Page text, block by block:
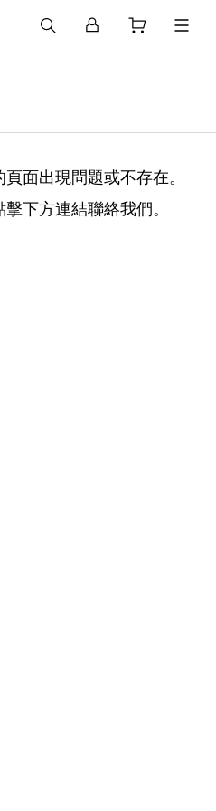
面出現問題或不存在。
下方連結聯絡我們。